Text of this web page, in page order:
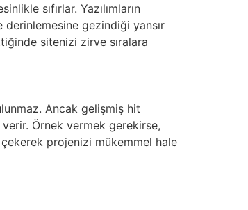
sıfırlar. Yazılımların
gezindiği yansır
sitenizi zirve sıralara
Ancak gelişmiş hit
Örnek vermek gerekirse,
projenizi mükemmel hale